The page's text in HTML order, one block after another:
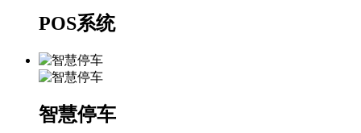
POS系统
智慧停车